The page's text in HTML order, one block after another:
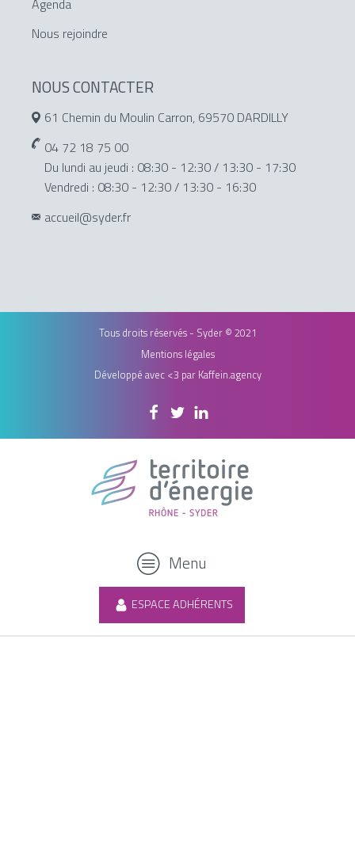
Nous rejoindre
NOUS CONTACTER
61 Chemin du Moulin Carron, 69570 DARDILLY
04 72 18 75 00
Du lundi au jeudi : 08:30 - 12:30 / 13:30 - 17:30
Vendredi : 08:30 - 12:30 / 13:30 - 16:30
accueil@syder.fr
Tous droits réservés - Syder © 2021
Mentions légales
Développé avec <3 par Kaffein.agency
Menu
ESPACE ADHÉRENTS